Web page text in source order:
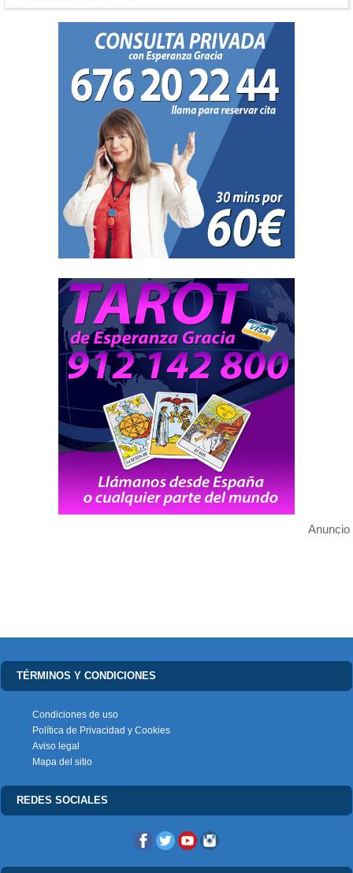
Anuncio
TÉRMINOS Y CONDICIONES
Condiciones de uso
Política de Privacidad y Cookies
Aviso legal
Mapa del sitio
REDES SOCIALES